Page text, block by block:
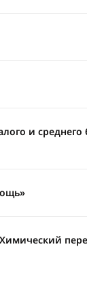
и среднего